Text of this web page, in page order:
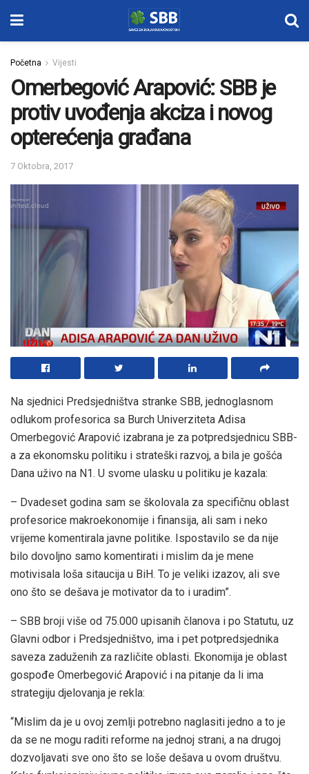
Početna Vijesti
Omerbegović Arapović: SBB je
protiv uvođenja akciza i novog
opterećenja građana
7 Oktobra, 2017
Na sjednici Predsjedništva stranke SBB, jednoglasnom
odlukom profesorica sa Burch Univerziteta Adisa
Omerbegović Arapović izabrana je za potpredsjednicu SBB-
a za ekonomsku politiku i strateški razvoj, a bila je gošća
Dana uživo na N1. U svome ulasku u politiku je kazala:
– Dvadeset godina sam se školovala za specifičnu oblast
profesorice makroekonomije i finansija, ali sam i neko
vrijeme komentirala javne politike. Ispostavilo se da nije
bilo dovoljno samo komentirati i mislim da je mene
motivisala loša sitaucija u BiH. To je veliki izazov, ali sve
ono što se dešava je motivator da to i uradim”.
– SBB broji više od 75.000 upisanih članova i po Statutu, uz
Glavni odbor i Predsjedništvo, ima i pet potpredsjednika
saveza zaduženih za različite oblasti. Ekonomija je oblast
gospođe Omerbegović Arapović i na pitanje da li ima
strategiju djelovanja je rekla:
“Mislim da je u ovoj zemlji potrebno naglasiti jedno a to je
da se ne mogu raditi reforme na jednoj strani, a na drugoj
dozvoljavati sve ono što se loše dešava u ovom društvu.